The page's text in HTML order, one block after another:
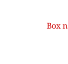
Box